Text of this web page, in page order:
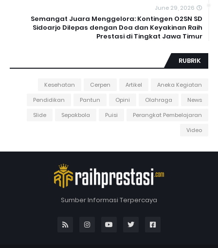
June 29, 2026
Semangat Juara Menggelora: Kontingen O2SN SD
Sidoarjo Dilepas dengan Doa dan Keyakinan Raih
Prestasi di Tingkat Jawa Timur
RUBRIK
Aneka Kegiatan
Artikel
Cerpen
Kesehatan
News
Olahraga
Opini
Pantun
Pendidikan
Perangkat Pembelajaran
Puisi
Sepakbola
Slide
Video
Sumber Informasi Terpercaya